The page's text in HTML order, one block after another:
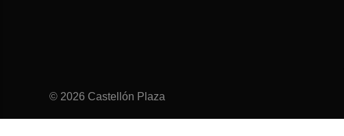
© 2026 Castellón Plaza